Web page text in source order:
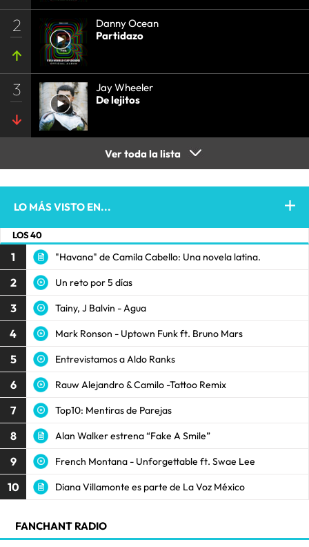
2
Danny Ocean
Partidazo
3
Jay Wheeler
De lejitos
Ver toda la lista
LO MÁS VISTO EN...
LOS 40
1 "Havana" de Camila Cabello: Una novela latina.
2 Un reto por 5 días
3 Tainy, J Balvin - Agua
4 Mark Ronson - Uptown Funk ft. Bruno Mars
5 Entrevistamos a Aldo Ranks
6 Rauw Alejandro & Camilo -Tattoo Remix
7 Top10: Mentiras de Parejas
8 Alan Walker estrena “Fake A Smile”
9 French Montana - Unforgettable ft. Swae Lee
10 Diana Villamonte es parte de La Voz México
FANCHANT RADIO